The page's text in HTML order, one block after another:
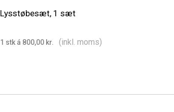
Lysstøbesæt, 1 sæt
1 stk á 800,00 kr. (inkl. moms)